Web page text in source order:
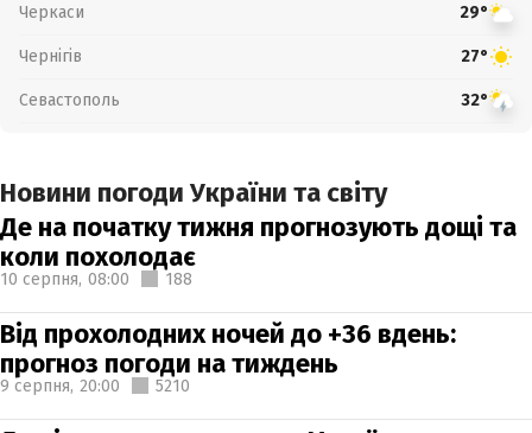
Черкаси 29°
Чернігів 27°
Севастополь 32°
Новини погоди України та світу
Де на початку тижня прогнозують дощі та
коли похолодає
10 серпня, 08:00 188
Від прохолодних ночей до +36 вдень:
прогноз погоди на тиждень
9 серпня, 20:00 5210